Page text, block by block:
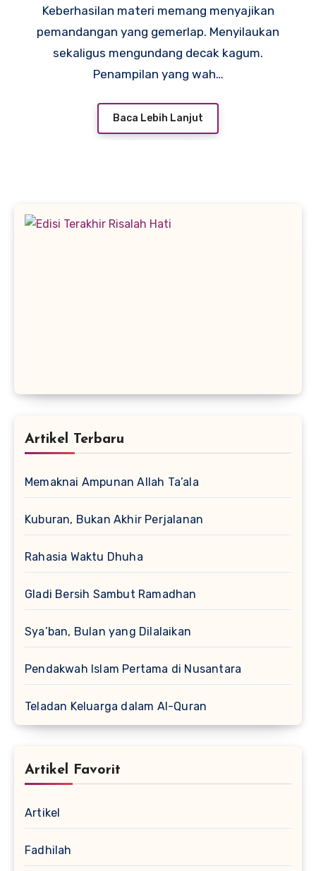
Keberhasilan materi memang menyajikan
pemandangan yang gemerlap. Menyilaukan
sekaligus mengundang decak kagum.
Penampilan yang wah…
Baca Lebih Lanjut
Artikel Terbaru
Memaknai Ampunan Allah Ta’ala
Kuburan, Bukan Akhir Perjalanan
Rahasia Waktu Dhuha
Gladi Bersih Sambut Ramadhan
Sya’ban, Bulan yang Dilalaikan
Pendakwah Islam Pertama di Nusantara
Teladan Keluarga dalam Al-Quran
Artikel Favorit
Artikel
Fadhilah